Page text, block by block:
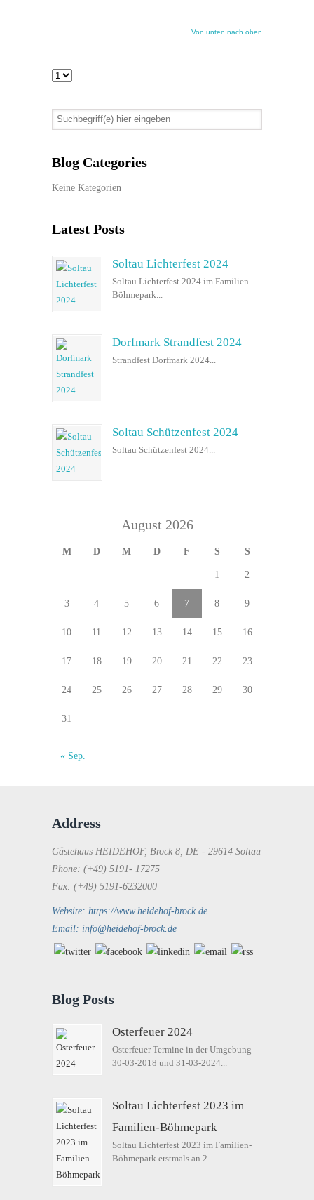
Von unten nach oben
Blog Categories
Keine Kategorien
Latest Posts
Soltau Lichterfest 2024
Soltau Lichterfest 2024 im Familien-
Böhmepark...
Dorfmark Strandfest 2024
Strandfest Dorfmark 2024...
Soltau Schützenfest 2024
Soltau Schützenfest 2024...
August 2026
M D M D F S S
1 2
3 4 5 6 7 8 9
10 11 12 13 14 15 16
17 18 19 20 21 22 23
24 25 26 27 28 29 30
31
« Sep.
Address
Gästehaus HEIDEHOF, Brock 8, DE - 29614 Soltau
Phone: (+49) 5191- 17275
Fax: (+49) 5191-6232000
Website: https://www.heidehof-brock.de
Email: info@heidehof-brock.de
Blog Posts
Osterfeuer 2024
Osterfeuer Termine in der Umgebung
30-03-2018 und 31-03-2024...
Soltau Lichterfest 2023 im
Familien-Böhmepark
Soltau Lichterfest 2023 im Familien-
Böhmepark erstmals an 2...